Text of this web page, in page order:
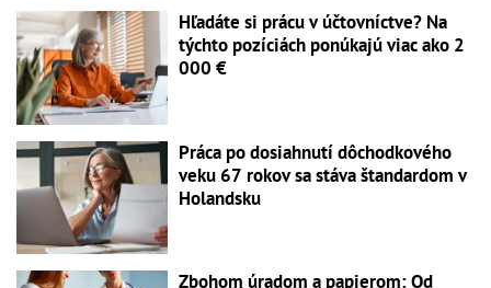
Hľadáte si prácu v účtovníctve? Na
týchto pozíciách ponúkajú viac ako 2
000 €
Práca po dosiahnutí dôchodkového
veku 67 rokov sa stáva štandardom v
Holandsku
Zbohom úradom a papierom: Od